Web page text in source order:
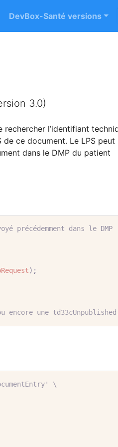
DevBox-Santé versions
3.0)
rechercher l’identifiant
de ce document. Le LPS peut
dans le DMP du patient
précédemment dans le DMP
);
encore une